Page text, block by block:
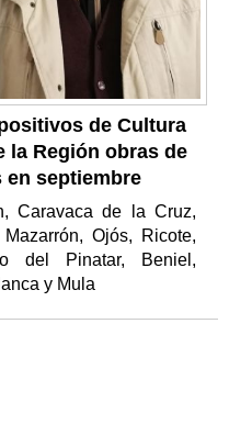
de Cultura
la Región obras de
septiembre
Caravaca de la Cruz,
Ojós, Ricote,
del Pinatar, Beniel,
y Mula